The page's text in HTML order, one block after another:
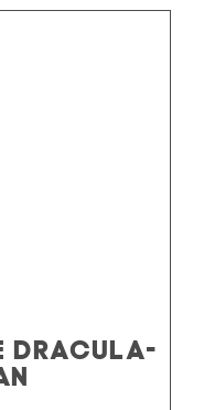
DRACULA-